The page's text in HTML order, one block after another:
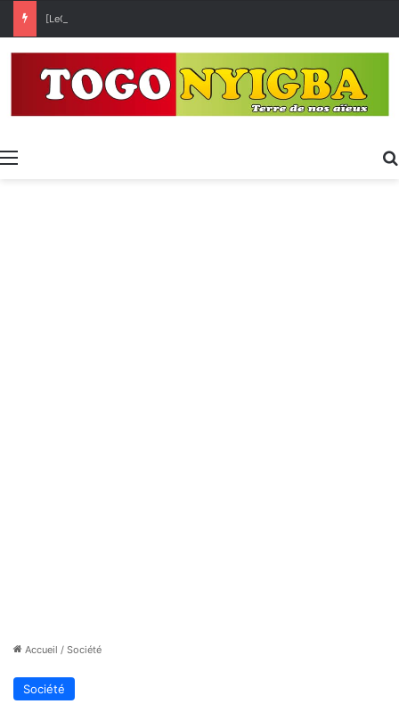
Menu
Accueil / Société
Société